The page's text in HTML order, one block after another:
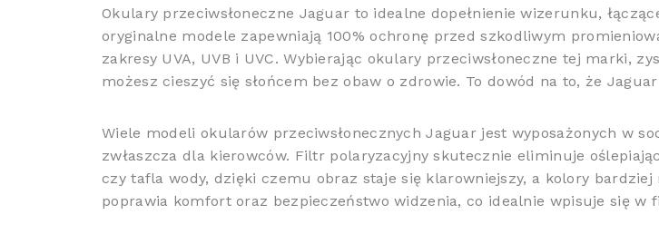
Okulary przeciwsłoneczne Jaguar to idealne dopełnienie wizerunku,
oryginalne modele zapewniają 100% ochronę przed szkodliwym
zakresy UVA, UVB i UVC. Wybierając okulary przeciwsłoneczne tej marki,
możesz cieszyć się słońcem bez obaw o zdrowie. To dowód na to, że
Wiele modeli okularów przeciwsłonecznych Jaguar jest wyposażonych w
zwłaszcza dla kierowców. Filtr polaryzacyjny skutecznie eliminuje
czy tafla wody, dzięki czemu obraz staje się klarowniejszy, a kolory
poprawia komfort oraz bezpieczeństwo widzenia, co idealnie wpisuje się